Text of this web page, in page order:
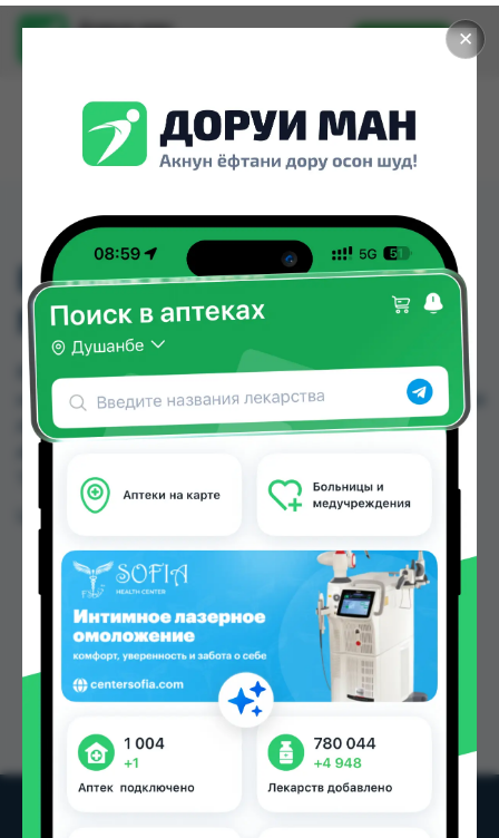
✕
Доруи ман
Установить
ВИТАМИН Д3 КАПС
№100
ВИТАМИН Д3 КАПС №100 можно купить или
заказать в аптеках, Zoirpharm.tj, Авиценна, Амирӣ,
Аптека + 24/7, Аптека АХРОМ, Аптека Вита,
TJS в Душанбе и других городах Таджикистана
Цена: от22.00 TJS